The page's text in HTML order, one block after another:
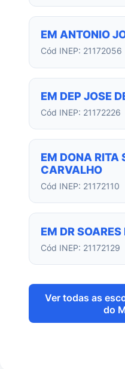
EM ANTONIO
Cód INEP: 21172056
EM DEP JOSE
Cód INEP: 21172226
EM DONA RITA
CARVALHO
Cód INEP: 21172110
EM DR
Cód INEP: 21172129
Ver todas as
do